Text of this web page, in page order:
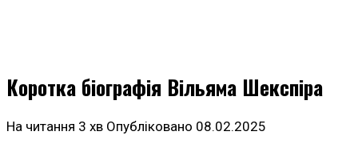
Коротка біографія Вільяма Шекспіра
На читання 3 хв Опубліковано 08.02.2025